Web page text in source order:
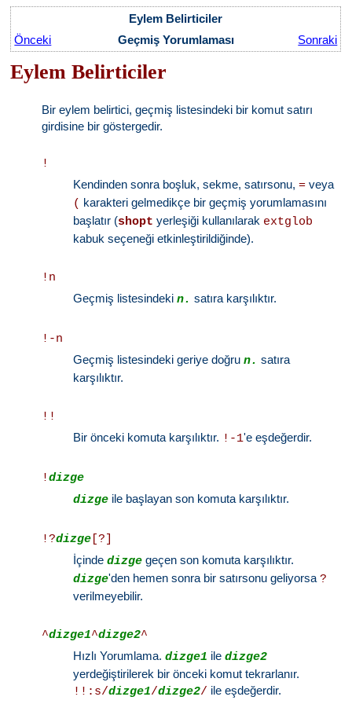
Eylem Belirticiler
Önceki
Geçmiş Yorumlaması Sonraki
Eylem Belirticiler
Bir eylem belirtici, geçmiş listesindeki bir komut satırı
girdisine bir göstergedir.
!
Kendinden sonra boşluk, sekme, satırsonu,= veya
( karakteri gelmedikçe bir geçmiş yorumlamasını
başlatır (shopt yerleşiği kullanılarak extglob
kabuk seçeneği etkinleştirildiğinde).
!n
Geçmiş listesindekin. satıra karşılıktır.
!-n
Geçmiş listesindeki geriye doğrun. satıra
karşılıktır.
!!
Bir önceki komuta karşılıktır. !-1'e eşdeğerdir.
!dizge
dizge ile başlayan son komuta karşılıktır.
!?dizge [?]
İçindedizge geçen son komuta karşılıktır.
dizge'den hemen sonra bir satırsonu geliyorsa?
verilmeyebilir.
^dizge1^dizge2^
Hızlı Yorumlama.dizge1 iledizge2
yerdeğiştirilerek bir önceki komut tekrarlanır.
!!:s/dizge1/dizge2/ ile eşdeğerdir.